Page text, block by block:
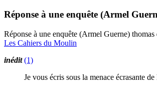
Réponse à une enquête (Armel
Réponse à une enquête (Armel Guerne) thomas
Les Cahiers du Moulin
inédit (1)
Je vous écris sous la menace écrasante